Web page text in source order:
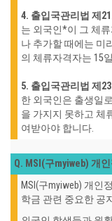
4. 출입국관리법 제
는 외국인*이 그 체
나 추가할 때에는 미
의 체류자격자는 15
5. 출입국관리법 제
한 외국인은 출생일
을 가지지 못하고 체
여받아야 합니다.
Q. MSI(구myiweb) 개
MSI(구myiweb) 개인
학금 관련 중요한 공